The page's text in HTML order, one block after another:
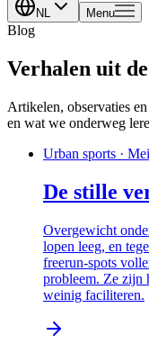
NL Menu
Blog
Verhalen uit de
Artikelen, observaties
en wat we onderweg
Urban sports ·
De stille
Overgewicht
lopen leeg, en
freerun-spots
probleem. Ze zijn
weinig faciliteren.